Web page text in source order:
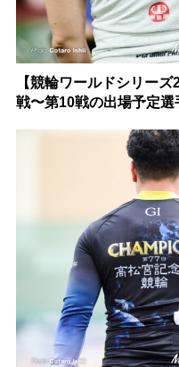
【競輪ワールドシリー
戦〜第10戦の出場予定選